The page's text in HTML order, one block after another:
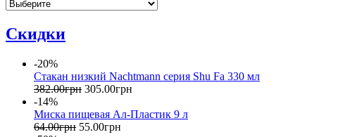
Скидки
-20%
Стакан низкий Nachtmann серия Shu Fa 330 мл
382.00грн 305.00грн
-14%
Миска пищевая Ал-Пластик 9 л
64.00грн 55.00грн